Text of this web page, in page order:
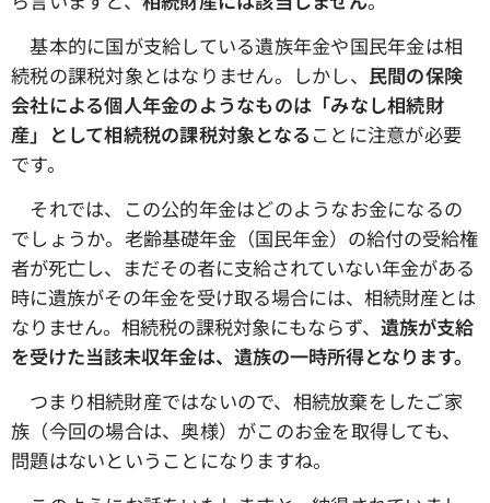
基本的に国が支給している遺族年金や国民年金は相
続税の課税対象とはなりません。しかし、 民間の保険
会社による個人年金のようなものは「みなし相続財
産」として相続税の課税対象となる ことに注意が必要
です。
それでは、この公的年金はどのようなお金になるの
でしょうか。 老齢基礎年金（国民年金）の給付の受給権
者が死亡し、まだその者に支給されていない年金がある
時に遺族がその年金を受け取る場合には、相続財産とは
なりません。相続税の課税対象にもならず、 遺族が支給
を受けた当該未収年金は、遺族の一時所得となります。
つまり相続財産ではないので、相続放棄をしたご家
族（今回の場合は、奥様）がこのお金を取得しても、
問題はないということになりますね。